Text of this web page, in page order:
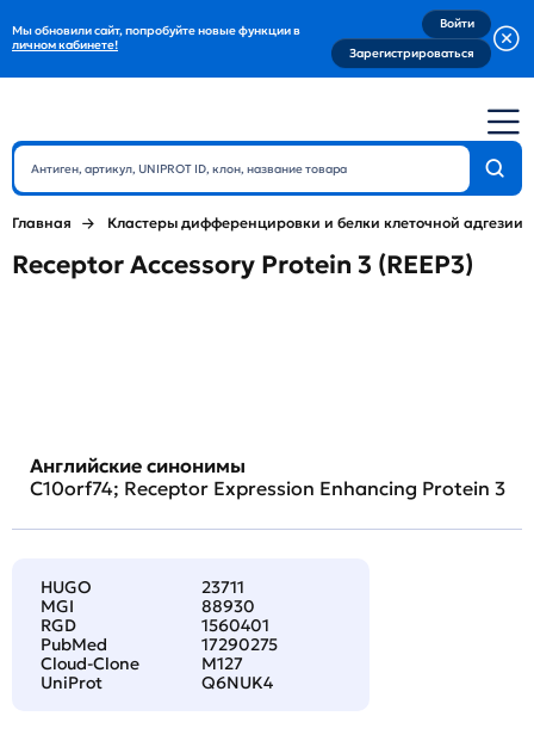
Мы обновили сайт, попробуйте новые функции в
личном кабинете!
Войти
Зарегистрироваться
Главная Кластеры дифференцировки и белки клеточной адгезии
Receptor Accessory Protein 3 (REEP3)
Английские синонимы
C10orf74; Receptor Expression Enhancing Protein 3
HUGO
23711
MGI
88930
RGD
1560401
PubMed
17290275
Cloud-Clone
M127
UniProt
Q6NUK4